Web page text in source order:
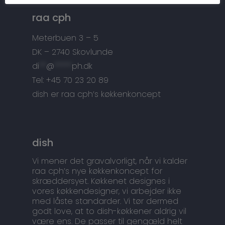
raa cph
Meterbuen 3 – 5
DK – 2740 Skovlunde
di
@
ph.dk
Tel: +45 70 23 20 89
dish er raa cph’s køkkenkoncept
dish
Vi mener det gravalvorligt, når vi kalder
raa cph’s nye køkkenkoncept for
skræddersyet. Køkkenet designes i
vores køkkendesigner, vi arbejder ikke
med låste standarder. Vi tør dermed
godt love, at to dish-køkkener aldrig vil
være ens. De passer til gengæld helt